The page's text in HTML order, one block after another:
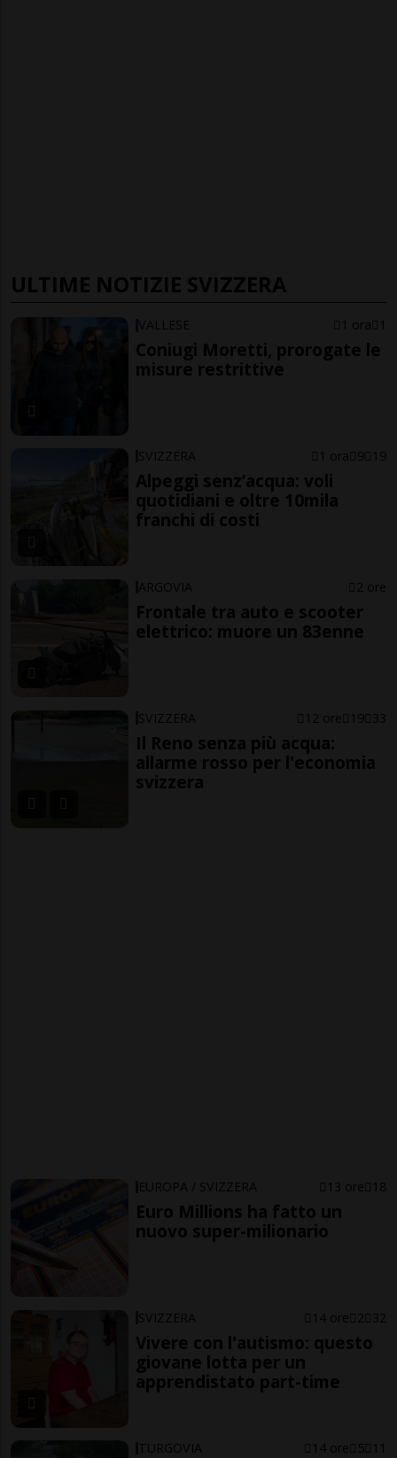
ULTIME NOTIZIE SVIZZERA
VALLESE 1 ora 1
Coniugi Moretti, prorogate le
misure restrittive
SVIZZERA 1 ora 9 19
Alpeggi senz’acqua: voli
quotidiani e oltre 10mila
franchi di costi
ARGOVIA 2 ore
Frontale tra auto e scooter
elettrico: muore un 83enne
SVIZZERA 12 ore 19 33
Il Reno senza più acqua:
allarme rosso per l'economia
svizzera
EUROPA / SVIZZERA 13 ore 18
Euro Millions ha fatto un
nuovo super-milionario
SVIZZERA 14 ore 2 32
Vivere con l'autismo: questo
giovane lotta per un
apprendistato part-time
TURGOVIA 14 ore 5 11